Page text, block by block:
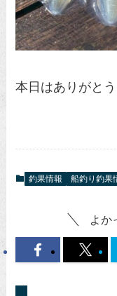
本日はありがと
釣果情報 船釣り釣果
よか